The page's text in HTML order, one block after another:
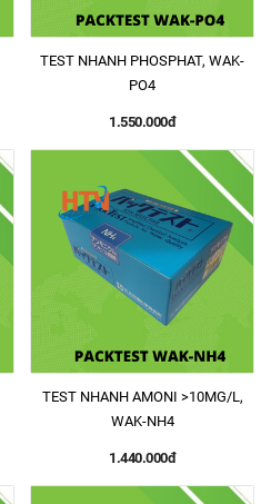
TEST NHANH PHOSPHAT, WAK-
PO4
1.550.000đ
TEST NHANH AMONI >10MG/L,
WAK-NH4
1.440.000đ